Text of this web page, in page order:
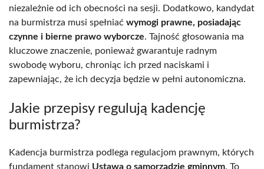
niezależnie od ich obecności na sesji. Dodatkowo, kandydat
na burmistrza musi spełniać wymogi prawne, posiadając
czynne i bierne prawo wyborcze. Tajność głosowania ma
kluczowe znaczenie, ponieważ gwarantuje radnym
swobodę wyboru, chroniąc ich przed naciskami i
zapewniając, że ich decyzja będzie w pełni autonomiczna.
Jakie przepisy regulują kadencję
burmistrza?
Kadencja burmistrza podlega regulacjom prawnym, których
fundament stanowi Ustawa o samorządzie gminnym. To